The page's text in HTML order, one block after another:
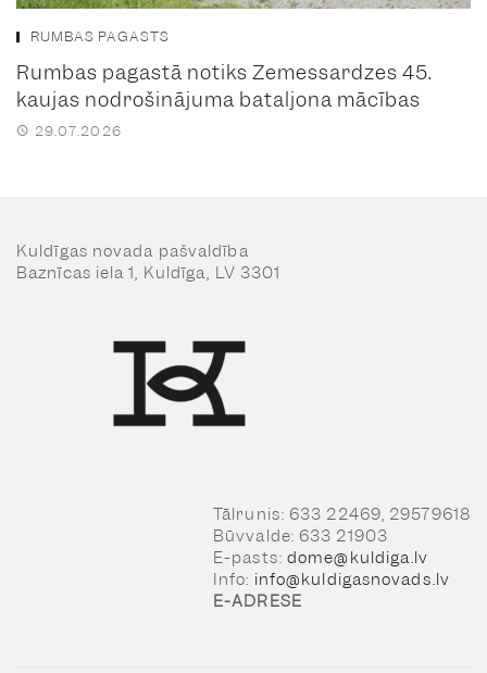
RUMBAS PAGASTS
Rumbas pagastā notiks Zemessardzes 45.
kaujas nodrošinājuma bataljona mācības
29.07.2026
Kuldīgas novada pašvaldība
Baznīcas iela 1, Kuldīga, LV 3301
Tālrunis: 633 22469, 29579618
Būvvalde: 633 21903
E-pasts: dome@kuldiga.lv
Info: info@kuldigasnovads.lv
E-ADRESE